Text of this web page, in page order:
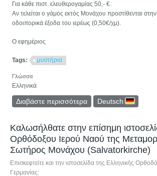
Για κάθε πιστ. ελευθερογαμίας 50,- €.
Αν τελείται ο γάμος εκτός Μονάχου προστίθενται
οδοιπορικά έξοδα του ιερέως (0,50€/χµ).
Ο εφημέριος
Tags: μυστήρια
Γλώσσα
Ελληνικά
Διαβάστε περισσότερα για Μυστήρια: Γάμος
Deutsch
Καλωσήλθατε στην επίσημη
Ορθόδοξου Ιερού Ναού της
Σωτήρος Μονάχου (Salvatorkirche)
Επισκεφτείτε και την ιστοσελίδα της Ελληνικής
Γερμανίας: